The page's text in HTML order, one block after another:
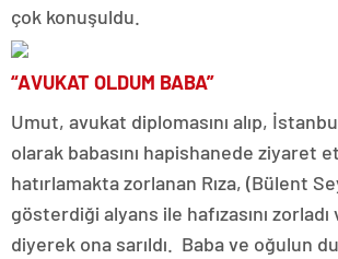
çok konuşuldu.
“AVUKAT OLDUM BABA”
Umut, avukat diplomasını alıp,
olarak babasını hapishanede ziyaret
hatırlamakta zorlanan Rıza, (Bülent
gösterdiği alyans ile hafızasını zorladı
diyerek ona sarıldı. Baba ve oğulun